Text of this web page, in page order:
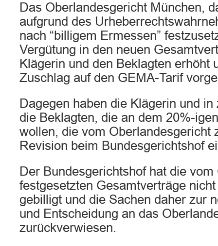
Das Oberlandesgericht München,
aufgrund des
nach “billigem Ermessen”
Vergütung in den neuen
Klägerin und den Beklagten erhöht
Zuschlag auf den GEMA-Tarif
Dagegen haben die Klägerin und
die Beklagten, die an dem 20%-
wollen, die vom Oberlandesgericht
Revision beim Bundesgerichtshof
Der Bundesgerichtshof hat die
festgesetzten Gesamtverträge
gebilligt und die Sachen daher zur
und Entscheidung an das
zurückverwiesen.